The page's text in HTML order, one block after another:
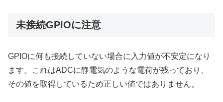
未接続GPIOに注意
GPIOに何も接続していない場合に入力値が不安定になり
ます。これはADCに静電気のような電荷が残っており、
その値を取得しているため正しい値ではありません。